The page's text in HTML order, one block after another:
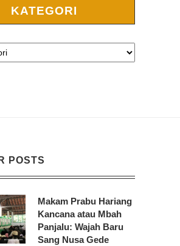
KATEGORI
POSTS
Makam Prabu Hariang
Kancana atau Mbah
Panjalu: Wajah Baru
Sang Nusa Gede